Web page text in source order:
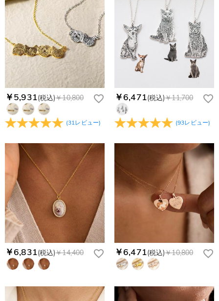
￥5,931(税込)￥10,800
(31レビュー)
￥6,471(税込)￥11,700
(93レビュー)
￥6,831(税込)￥14,400 ￥6,471(税込)￥10,800